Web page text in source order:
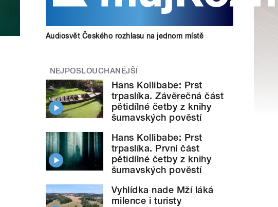
Audiosvět Českého rozhlasu na jednom místě
NEJPOSLOUCHANĚJŠÍ
Hans Kollibabe: Prst
trpaslíka. Závěrečná část
pětidílné četby z knihy
šumavských pověstí
Hans Kollibabe: Prst
trpaslíka. První část
pětidílné četby z knihy
šumavských pověstí
Vyhlídka nade Mží láká
milence i turisty